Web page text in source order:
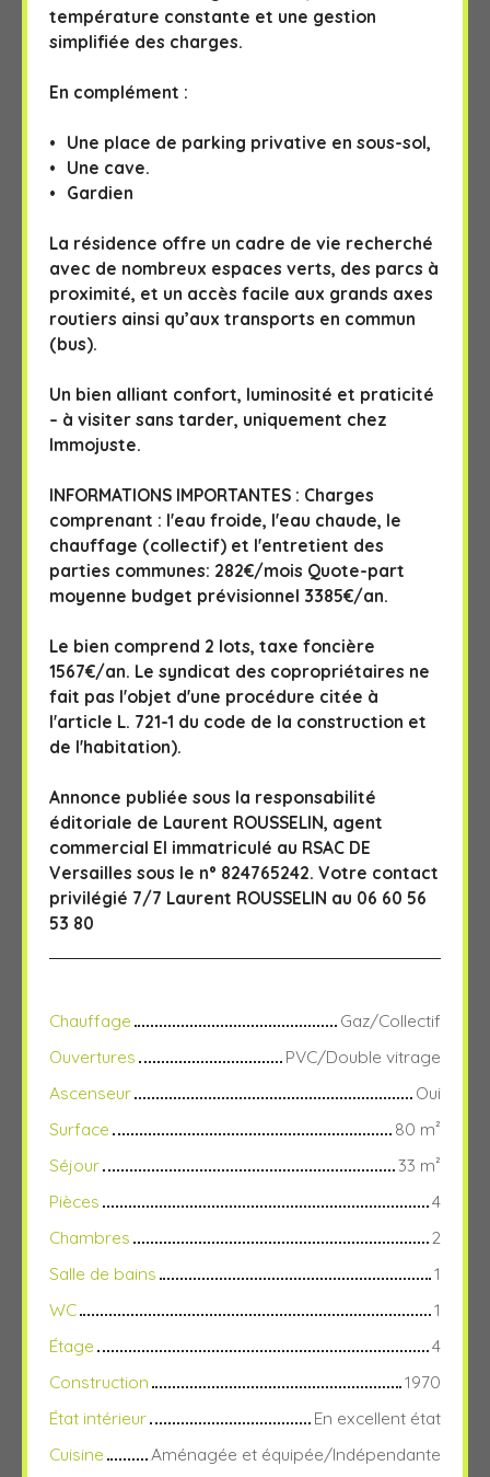
température constante et une gestion
simplifiée des charges.
En complément :
Une place de parking privative en sous-sol,
Une cave.
Gardien
La résidence offre un cadre de vie recherché
avec de nombreux espaces verts, des parcs à
proximité, et un accès facile aux grands axes
routiers ainsi qu’aux transports en commun
(bus).
Un bien alliant confort, luminosité et praticité
– à visiter sans tarder, uniquement chez
Immojuste.
INFORMATIONS IMPORTANTES : Charges
comprenant : l'eau froide, l'eau chaude, le
chauffage (collectif) et l'entretient des
parties communes: 282€/mois Quote-part
moyenne budget prévisionnel 3385€/an.
Le bien comprend 2 lots, taxe foncière
1567€/an. Le syndicat des copropriétaires ne
fait pas l'objet d'une procédure citée à
l'article L. 721-1 du code de la construction et
de l'habitation).
Annonce publiée sous la responsabilité
éditoriale de Laurent ROUSSELIN, agent
commercial EI immatriculé au RSAC DE
Versailles sous le n° 824765242. Votre contact
privilégié 7/7 Laurent ROUSSELIN au 06 60 56
53 80
Chauffage
Gaz/Collectif
Ouvertures
PVC/Double vitrage
Ascenseur
Oui
Surface
80 m²
Séjour
33 m²
Pièces
4
Chambres
2
Salle de bains
1
WC
1
Étage
4
Construction
1970
État intérieur
En excellent état
Cuisine
Aménagée et équipée/Indépendante